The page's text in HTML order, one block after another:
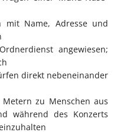
mit Name, Adresse und
angewiesen;
direkt nebeneinander
zu Menschen aus
während des Konzerts